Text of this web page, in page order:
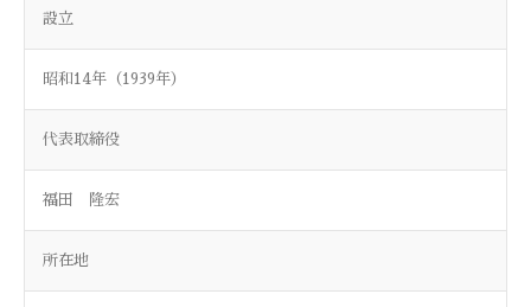
設立
昭和14年（1939年）
代表取締役
福田 隆宏
所在地